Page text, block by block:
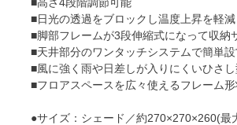
■日光の透過をブロックし温度上昇を軽
■脚部フレームが3段伸縮式になって収納
■天井部分のワンタッチシステムで簡単
■風に強く雨や日差しが入りにくいひさ
■フロアスペースを広々使えるフレーム形
●サイズ：シェード／約270×270×260(最